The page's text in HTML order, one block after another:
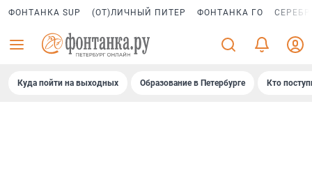
ФОНТАНКА SUP (ОТ)ЛИЧНЫЙ ПИТЕР ФОНТАНКА ГО
Куда пойти на выходных Образование в Петербурге Кто